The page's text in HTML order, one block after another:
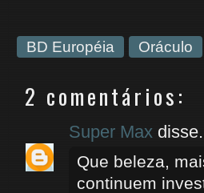
BD Européia Oráculo
2 comentários:
Super Max
Que beleza,
continuem